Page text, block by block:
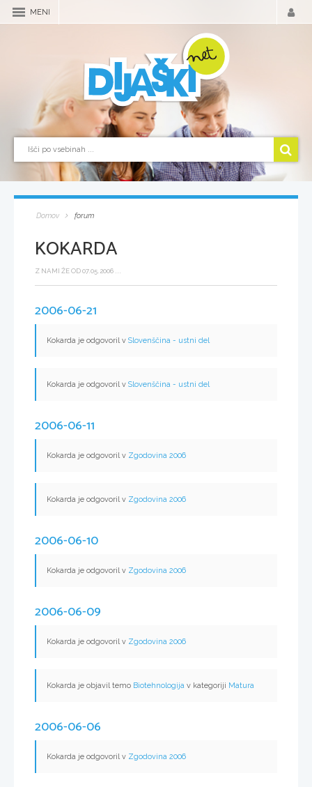
MENI
Domov forum
KOKARDA
Z NAMI ŽE OD 07.05.2006 ...
2006-06-21
Kokarda je odgovoril v Slovenščina - ustni del
Kokarda je odgovoril v Slovenščina - ustni del
2006-06-11
Kokarda je odgovoril v Zgodovina 2006
Kokarda je odgovoril v Zgodovina 2006
2006-06-10
Kokarda je odgovoril v Zgodovina 2006
2006-06-09
Kokarda je odgovoril v Zgodovina 2006
Kokarda je objavil temo Biotehnologija v kategoriji Matura
2006-06-06
Kokarda je odgovoril v Zgodovina 2006